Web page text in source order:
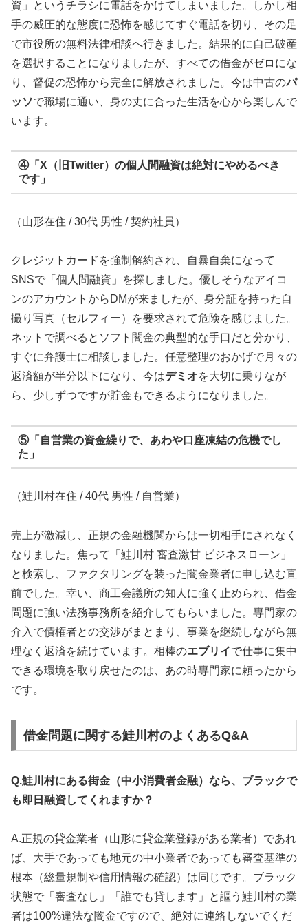
資」というチラシに電話をかけてしまいました。しかし相
手の威圧的な態度に恐怖を感じてすぐ電話を切り、その足
で市役所の無料法律相談へ行きました。結果的に自己破産
を選択することになりましたが、すべての借金がゼロにな
り、督促の恐怖から完全に解放されました。今は中古のパ
ッソで職場に通い、身の丈に合った生活を心から楽しんで
います。
④「X（旧Twitter）の個人間融資は絶対にやめるべき
です」
（山形在住 / 30代 男性 / 契約社員）
クレジットカードを強制解約され、自暴自棄になって
SNSで「個人間融資」を探しました。優しそうなアイコ
ンのアカウントからDMが来ましたが、身分証を持った自
撮り写真（セルフィー）を要求されて危険を感じました。
ネットで調べるとソフト闇金の典型的な手口だと分かり、
すぐに弁護士に相談しました。任意整理のおかげで月々の
返済額が半分以下になり、今はデミオを大切に乗りなが
ら、少しずつですが貯金もできるようになりました。
⑤「自営業の資金繰りで、あわや口座凍結の危機でし
た」
（鮭川村在住 / 40代 男性 / 自営業）
売上が激減し、正規の金融機関からは一切相手にされなく
なりました。焦って「鮭川村 審査激甘 ビジネスローン」
と検索し、ファクタリングを装った闇金業者に申し込む直
前でした。幸い、商工会議所の知人に強く止められ、借金
問題に強い法務事務所を紹介してもらいました。専門家の
介入で債権者との交渉がまとまり、事業を継続しながら無
理なく返済を続けています。相棒のエブリイで仕事に集中
できる環境を取り戻せたのは、あの時専門家に頼ったから
です。
借金問題に関する鮭川村のよくあるQ&A
Q.鮭川村にある街金（中小消費者金融）なら、ブラックで
も即日融資してくれますか？
A.正規の貸金業者（山形に貸金業登録がある業者）であれ
ば、大手であっても地元の中小業者であっても審査基準の
根本（総量規制や信用情報の確認）は同じです。ブラック
状態で「審査なし」「誰でも貸します」と謳う鮭川村の業
者は100%違法な闇金ですので、絶対に連絡しないでくだ